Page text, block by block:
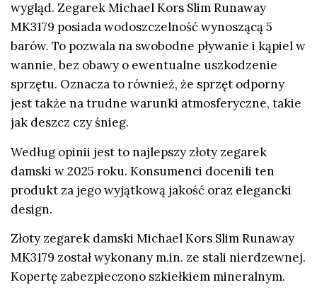
wygląd. Zegarek Michael Kors Slim Runaway
MK3179 posiada wodoszczelność wynoszącą 5
barów. To pozwala na swobodne pływanie i kąpiel w
wannie, bez obawy o ewentualne uszkodzenie
sprzętu. Oznacza to również, że sprzęt odporny
jest także na trudne warunki atmosferyczne, takie
jak deszcz czy śnieg.
Według opinii jest tonajlepszy złoty zegarek
damski w 2025 roku. Konsumenci docenili ten
produkt za jego wyjątkową jakość oraz elegancki
design.
Złoty zegarek damski Michael Kors Slim Runaway
MK3179 został wykonany m.in. ze stali nierdzewnej.
Kopertę zabezpieczono szkiełkiem mineralnym.